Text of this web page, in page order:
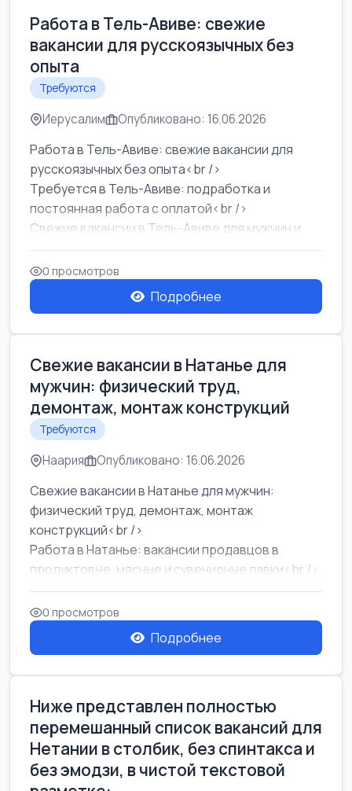
Работа в Тель-Авиве: свежие
вакансии для русскоязычных без
опыта
Требуются
Иерусалим Опубликовано: 16.06.2026
Работа в Тель-Авиве: свежие вакансии для
русскоязычных без опыта<br />
Требуется в Тель-Авиве: подработка и
постоянная работа с оплатой<br />
Свежие вакансии в Тель-Авиве для мужчин и
женщин от хозя...
0 просмотров
Подробнее
Свежие вакансии в Натанье для
мужчин: физический труд,
демонтаж, монтаж конструкций
Требуются
Наария Опубликовано: 16.06.2026
Свежие вакансии в Натанье для мужчин:
физический труд, демонтаж, монтаж
конструкций<br />
Работа в Натанье: вакансии продавцов в
продуктовые, мясные и сувенирные лавки<br />
Разнорабочий на сборку м...
0 просмотров
Подробнее
Ниже представлен полностью
перемешанный список вакансий для
Нетании в столбик, без спинтакса и
без эмодзи, в чистой текстовой